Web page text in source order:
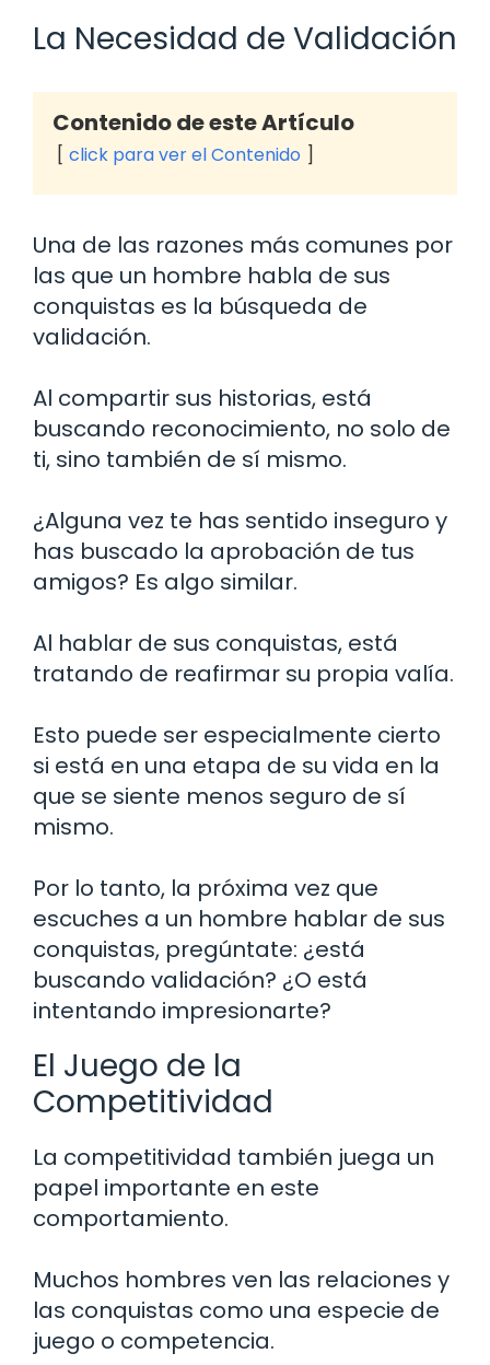
La Necesidad de Validación
Contenido de este Artículo
click para ver el Contenido
Una de las razones más comunes por
las que un hombre habla de sus
conquistas es la búsqueda de
validación.
Al compartir sus historias, está
buscando reconocimiento, no solo de
ti, sino también de sí mismo.
¿Alguna vez te has sentido inseguro y
has buscado la aprobación de tus
amigos? Es algo similar.
Al hablar de sus conquistas, está
tratando de reafirmar su propia valía.
Esto puede ser especialmente cierto
si está en una etapa de su vida en la
que se siente menos seguro de sí
mismo.
Por lo tanto, la próxima vez que
escuches a un hombre hablar de sus
conquistas, pregúntate: ¿está
buscando validación? ¿O está
intentando impresionarte?
El Juego de la
Competitividad
La competitividad también juega un
papel importante en este
comportamiento.
Muchos hombres ven las relaciones y
las conquistas como una especie de
juego o competencia.